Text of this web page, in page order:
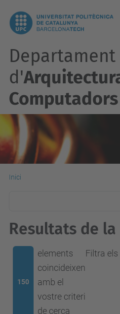
Departament
d'
Computadors
Inici
Resultats de la
150
elements
coincideixen
amb el
vostre criteri
de cerca
Filtra els